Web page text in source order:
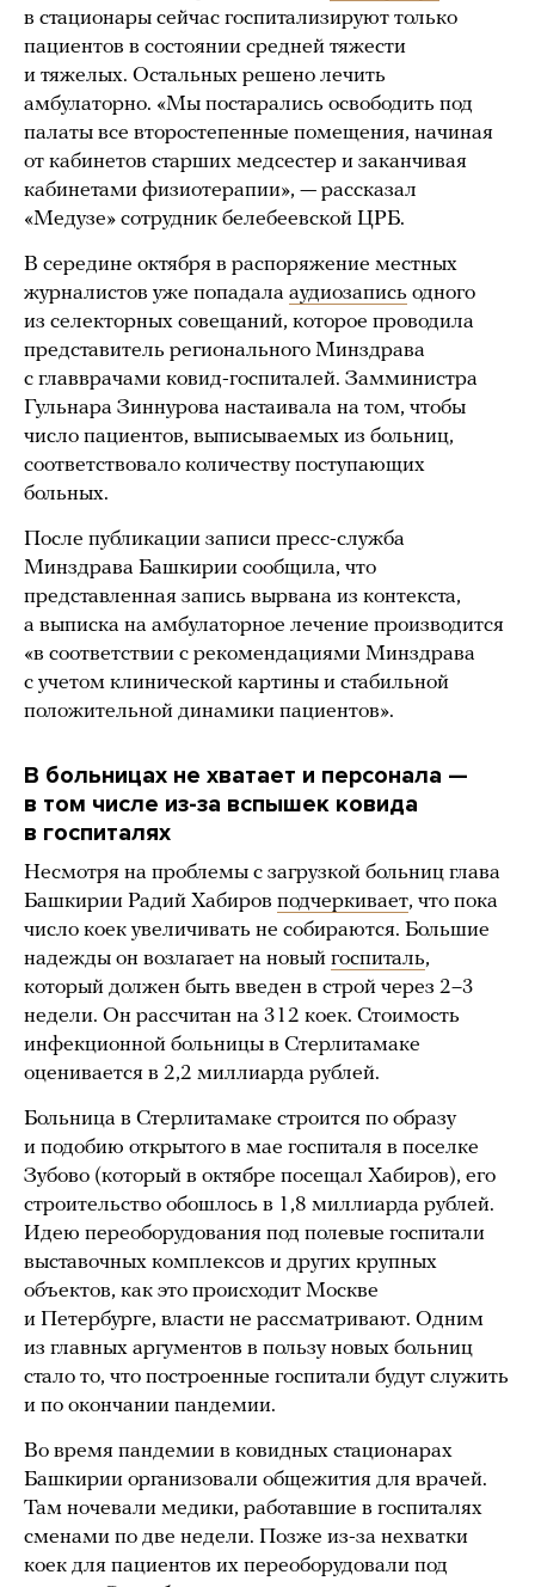
в стационары сейчас госпитализируют только
пациентов в состоянии средней тяжести
и тяжелых. Остальных решено лечить
амбулаторно. «Мы постарались освободить под
палаты все второстепенные помещения, начиная
от кабинетов старших медсестер и заканчивая
кабинетами физиотерапии», — рассказал
«Медузе» сотрудник белебеевской ЦРБ.
В середине октября в распоряжение местных
журналистов уже попадала аудиозапись одного
из селекторных совещаний, которое проводила
представитель регионального Минздрава
с главврачами ковид-госпиталей. Замминистра
Гульнара Зиннурова настаивала на том, чтобы
число пациентов, выписываемых из больниц,
соответствовало количеству поступающих
больных.
После публикации записи пресс-служба
Минздрава Башкирии сообщила, что
представленная запись вырвана из контекста,
а выписка на амбулаторное лечение производится
«в соответствии с рекомендациями Минздрава
с учетом клинической картины и стабильной
положительной динамики пациентов».
В больницах не хватает и персонала —
в том числе из-за вспышек ковида
в госпиталях
Несмотря на проблемы с загрузкой больниц глава
Башкирии Радий Хабиров подчеркивает, что пока
число коек увеличивать не собираются. Большие
надежды он возлагает на новый госпиталь,
который должен быть введен в строй через 2–3
недели. Он рассчитан на 312 коек. Стоимость
инфекционной больницы в Стерлитамаке
оценивается в 2,2 миллиарда рублей.
Больница в Стерлитамаке строится по образу
и подобию открытого в мае госпиталя в поселке
Зубово (который в октябре посещал Хабиров), его
строительство обошлось в 1,8 миллиарда рублей.
Идею переоборудования под полевые госпитали
выставочных комплексов и других крупных
объектов, как это происходит Москве
и Петербурге, власти не рассматривают. Одним
из главных аргументов в пользу новых больниц
стало то, что построенные госпитали будут служить
и по окончании пандемии.
Во время пандемии в ковидных стационарах
Башкирии организовали общежития для врачей.
Там ночевали медики, работавшие в госпиталях
сменами по две недели. Позже из-за нехватки
коек для пациентов их переоборудовали под